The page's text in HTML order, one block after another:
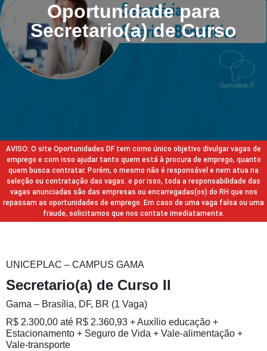
Oportunidade para
Secretario(a) de Curso
AVISO: O site Oportunidades DF tem como único objetivo divulgar vagas de
emprego e com isso ajudar tanto quem está à procura de emprego, quanto
quem busca contratar. Porém, o mesmo não é responsável e nem atua na
seleção ou contratação das vagas. e por isso, toda a responsabilidade das
vagas anunciadas são das empresas ou encarregadas(os) do RH que nos
repassam as oportunidades de emprego. Em caso de uma vaga falsa ou uma
fraude, solicitamos que nos contate imediatamente.
UNICEPLAC – CAMPUS GAMA
Secretario(a) de Curso II
Gama – Brasília, DF, BR (1 Vaga)
R$ 2.300,00 até R$ 2.360,93 + Auxílio educação +
Estacionamento + Seguro de Vida + Vale-alimentação +
Vale-transporte